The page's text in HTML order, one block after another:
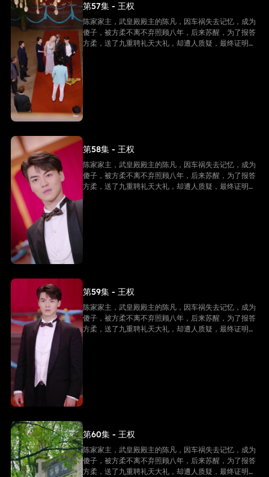
第57集 - 王权
陈家家主，武皇殿殿主的陈凡，因车祸失去记忆，成为
傻子，被方柔不离不弃照顾八年，后来苏醒，为了报答
方柔，送了九重聘礼天大礼，却遭人质疑，最终证明他
是陈家家主，并且还是武皇殿武皇，最终跟方柔有情人
终成眷属。
第58集 - 王权
陈家家主，武皇殿殿主的陈凡，因车祸失去记忆，成为
傻子，被方柔不离不弃照顾八年，后来苏醒，为了报答
方柔，送了九重聘礼天大礼，却遭人质疑，最终证明他
终成眷属。
第59集 - 王权
陈家家主，武皇殿殿主的陈凡，因车祸失去记忆，成为
傻子，被方柔不离不弃照顾八年，后来苏醒，为了报答
方柔，送了九重聘礼天大礼，却遭人质疑，最终证明他
是陈家家主，并且还是武皇殿武皇，最终跟方柔有情人
第60集 - 王权
陈家家主，武皇殿殿主的陈凡，因车祸失去记忆，成为
傻子，被方柔不离不弃照顾八年，后来苏醒，为了报答
方柔，送了九重聘礼天大礼，却遭人质疑，最终证明他